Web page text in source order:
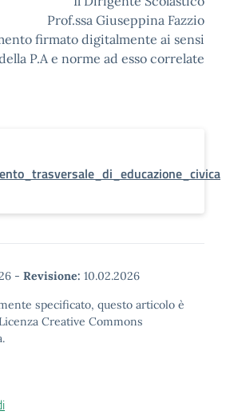
Prof.ssa Giuseppina Fazzio
firmato digitalmente ai sensi
P.A e norme ad esso correlate
- Revisione: 10.02.2026
specificato, questo articolo è
Creative Commons